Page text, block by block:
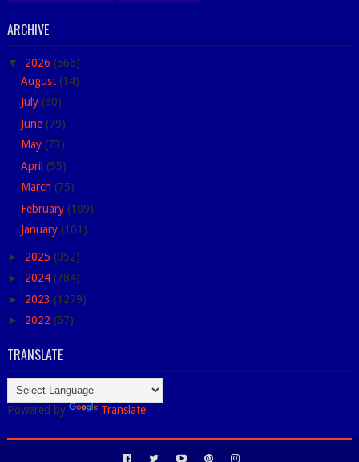
ARCHIVE
▼ 2026 (566)
August (14)
July (60)
June (79)
May (73)
April (55)
March (75)
February (109)
January (101)
► 2025 (952)
► 2024 (784)
► 2023 (1279)
► 2022 (57)
TRANSLATE
Powered by Translate